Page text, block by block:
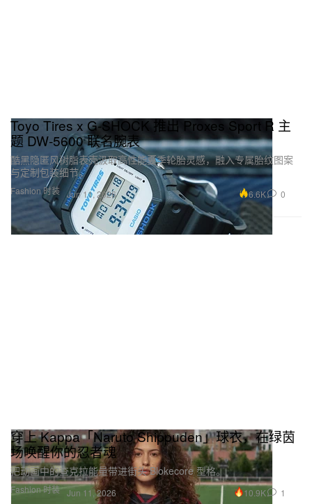
Fashion 时装
Toyo Tires x G‑SHOCK 推出 Proxes Sport R 主
题 DW‑5600 联名腕表
酷黑隐匿风树脂表壳汲取高性能夏季轮胎灵感，融入专属胎纹图案
与定制包装细节。
Jun 11, 2026 6.6K 0
Fashion 时装
穿上 Kappa「Naruto Shippuden」球衣，在绿茵
场唤醒你的忍者魂
把动画中的查克拉能量带进街头 Blokecore 型格。
Jun 11, 2026 10.9K 1